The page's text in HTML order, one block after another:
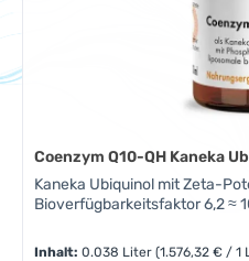
Coenzym Q10-QH Kaneka
Kaneka Ubiquinol mit Zeta-
Bioverfügbarkeitsfaktor 6,2 ≈
Inhalt:0.038 Liter(1.576,32 € / 1